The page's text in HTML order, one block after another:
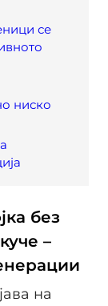
се
ниско
без
–
на